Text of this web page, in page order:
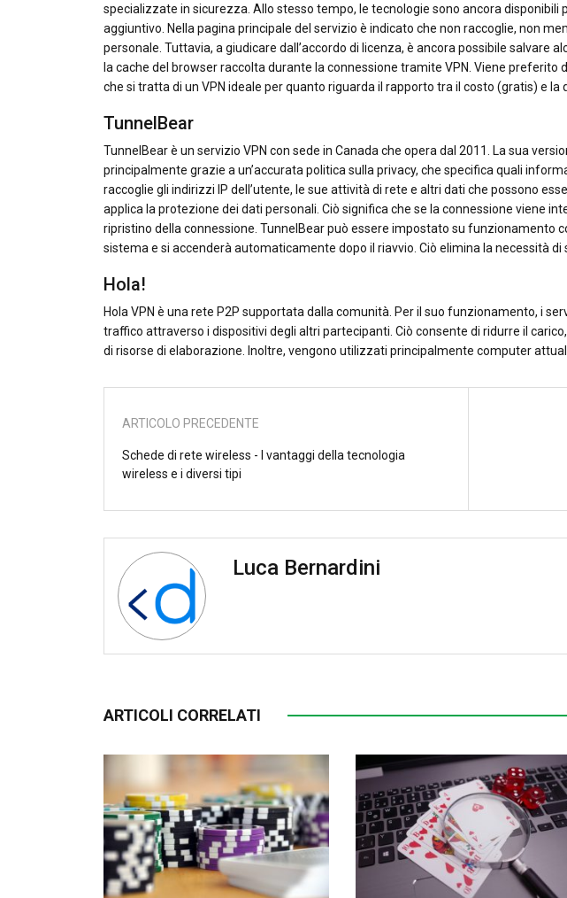
specializzate in sicurezza. Allo stesso tempo, le tecnologie sono ancora disponibili
aggiuntivo. Nella pagina principale del servizio è indicato che non raccoglie, non
personale. Tuttavia, a giudicare dall’accordo di licenza, è ancora possibile salvare
la cache del browser raccolta durante la connessione tramite VPN. Viene
che si tratta di un VPN ideale per quanto riguarda il rapporto tra il costo (gratis) e la
TunnelBear
TunnelBear è un servizio VPN con sede in Canada che opera dal 2011. La sua
principalmente grazie a un’accurata politica sulla privacy, che specifica quali
raccoglie gli indirizzi IP dell’utente, le sue attività di rete e altri dati che possono
applica la protezione dei dati personali. Ciò significa che se la connessione viene
ripristino della connessione. TunnelBear può essere impostato su funzionamento
sistema e si accenderà automaticamente dopo il riavvio. Ciò elimina la necessità
Hola!
Hola VPN è una rete P2P supportata dalla comunità. Per il suo funzionamento, i
traffico attraverso i dispositivi degli altri partecipanti. Ciò consente di ridurre il
di risorse di elaborazione. Inoltre, vengono utilizzati principalmente computer
ARTICOLO PRECEDENTE
Schede di rete wireless - I vantaggi della tecnologia
wireless e i diversi tipi
Luca Bernardini
ARTICOLI CORRELATI